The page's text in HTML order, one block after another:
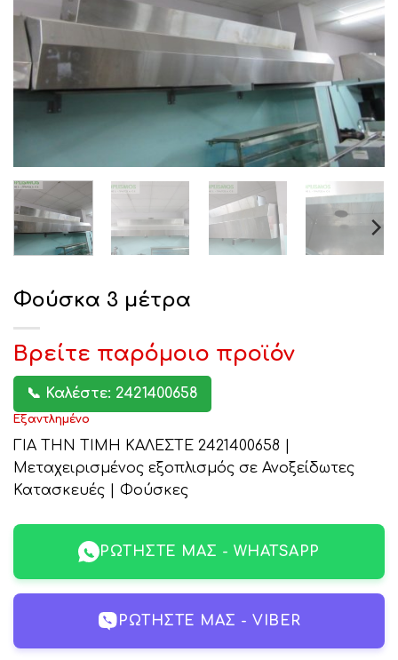
Φούσκα 3 μέτρα
Βρείτε παρόμοιο προϊόν
📞 Καλέστε: 2421400658
Εξαντλημένο
ΓΙΑ ΤΗΝ ΤΙΜΗ ΚΑΛΕΣΤΕ 2421400658 |
Μεταχειρισμένος εξοπλισμός σε Ανοξείδωτες
Κατασκευές | Φούσκες
ΡΩΤΉΣΤΕ ΜΑΣ - WHATSAPP
ΡΩΤΉΣΤΕ ΜΑΣ - VIBER